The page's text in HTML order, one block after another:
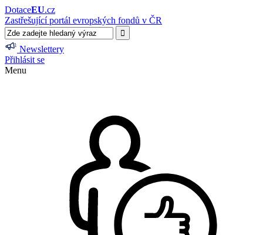
DotaceEU.cz
Zastřešující portál evropských fondů v ČR
Newslettery
Přihlásit se
Menu